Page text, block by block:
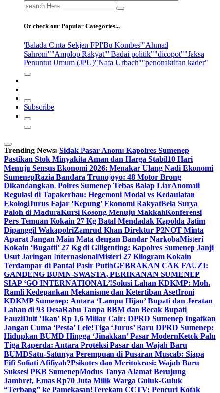
Search
for:
Or check our Popular Categories...
'Balada Cinta Sekjen FPI'Bu Kombes'"Ahmad
Sahroni""Amplop Rakyat""Badai politik""dicopot""Jaksa
Penuntut Umum (JPU)"Nafa Urbach""penonaktifan kader"
Subscribe
Trending News: Sidak Pasar Anom: Kapolres Sumenep
Pastikan Stok Minyakita Aman dan Harga Stabil10 Hari
Menuju Sensus Ekonomi 2026: Menakar Ulang Nadi Ekonomi
SumenepRazia Bandara Trunojoyo: 48 Motor Brong
Dikandangkan, Polres Sumenep Tebas Balap LiarAnomali
Regulasi di Tapakerbau: Hegemoni Modal vs Kedaulatan
EkologiJurus Fajar ‘Kepung’ Ekonomi RakyatBela Surya
Paloh di MaduraKursi Kosong Menuju MakkahKonferensi
Pers Temuan Kokain 27 Kg Batal Mendadak Kapolda Jatim
Dipanggil WakapolriZamrud Khan Direktur P2NOT Minta
Aparat Jangan Main Mata dengan Bandar NarkobaMisteri
Kokain ‘Bugatti’ 27 Kg di Giligenting: Kapolres Sumenep Janji
Usut Jaringan InternasionalMisteri 27 Kilogram Kokain
Terdampar di Pantai Pasir PutihGEBRAKAN CAK FAUZI:
GANDENG BUMN-SWASTA, PERIKANAN SUMENEP
SIAP ‘GO INTERNATIONAL’!Solusi Lahan KDKMP: Moh.
Ramli Kedepankan Mekanisme dan Ketertiban AsetIroni
KDKMP Sumenep: Antara ‘Lampu Hijau’ Bupati dan Jeratan
Lahan di 93 DesaRabu Tanpa BBM dan Becak Bupati
FauziDuit ‘Ikan’ Rp 1,6 Miliar Cair: DPRD Sumenep Ingatkan
Jangan Cuma ‘Pesta’ Lele!Tiga ‘Jurus’ Baru DPRD Sumenep:
Hidupkan BUMD Hingga ‘Jinakkan’ Pasar ModernKetok Palu
Tiga Raperda: Antara Proteksi Pasar dan Wajah Baru
BUMDSatu-Satunya Perempuan di Pusaran Muscab: Siapa
Fifi Sofiati Afifiyah?Psikotes dan Meritokrasi: Wajah Baru
Suksesi PKB SumenepModus Tanya Alamat Berujung
Jambret, Emas Rp70 Juta Milik Warga Guluk-Guluk
“Terbang” ke Pamekasan!Terekam CCTV: Pencuri Kotak